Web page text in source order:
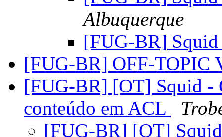
Albuquerque
[FUG-BR] Squid
[FUG-BR] OFF-TOPIC
[FUG-BR] [OT] Squid -
conteúdo em ACL
[FUG-BR] [OT]